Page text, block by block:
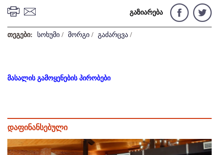
გაზიარება
თეგები: სოხუმი / მორგი / გაძარცვა /
მასალის გამოყენების პირობები
დაფინანსებული